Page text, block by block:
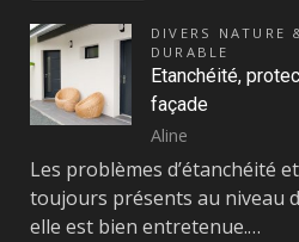
DIVERS NATURE
DURABLE
Etanchéité,
façade
Aline
Les problèmes d’étanchéité
toujours présents au niveau
elle est bien entretenue.…